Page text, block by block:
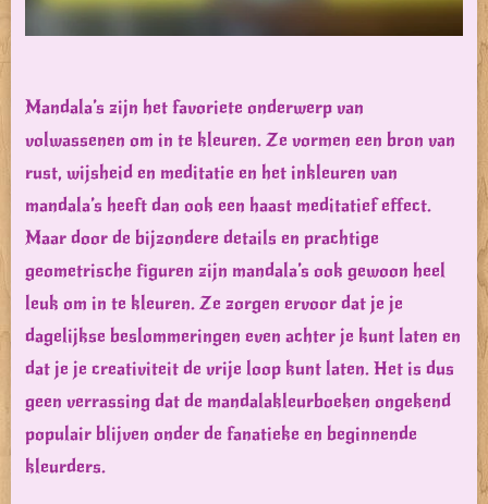
Mandala’s zijn het favoriete onderwerp van
volwassenen om in te kleuren. Ze vormen een bron van
rust, wijsheid en meditatie en het inkleuren van
mandala’s heeft dan ook een haast meditatief effect.
Maar door de bijzondere details en prachtige
geometrische figuren zijn mandala’s ook gewoon heel
leuk om in te kleuren. Ze zorgen ervoor dat je je
dagelijkse beslommeringen even achter je kunt laten en
dat je je creativiteit de vrije loop kunt laten. Het is dus
geen verrassing dat de mandalakleurboeken ongekend
populair blijven onder de fanatieke en beginnende
kleurders.